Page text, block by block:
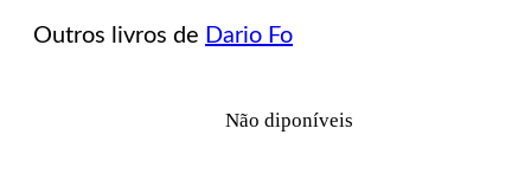
Anarquista
Outros livros de Dario Fo
Não diponíveis